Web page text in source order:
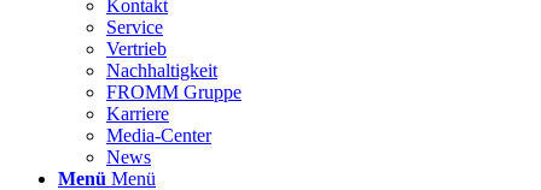
Kontakt
Service
Vertrieb
Nachhaltigkeit
FROMM Gruppe
Karriere
Media-Center
News
Menü Menü